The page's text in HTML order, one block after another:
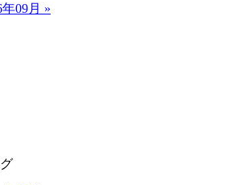
年09月 »